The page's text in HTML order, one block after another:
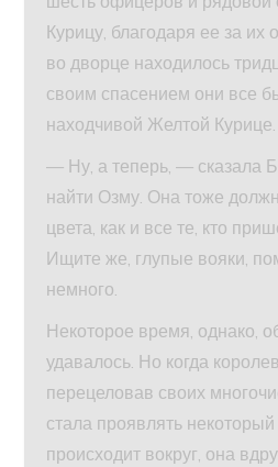
Курицу, благодаря ее за их
во дворце находилось
своим спасением они все
находчивой Желтой Курице.
— Ну, а теперь, — сказала
найти Озму. Она тоже
цвета, как и все те, кто
Ищите же, глупые вояки,
немного.
Некоторое время, однако,
удавалось. Но когда
перецеловав своих
стала проявлять некоторый
происходит вокруг, она